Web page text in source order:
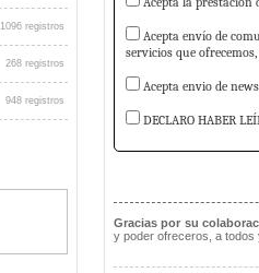
1096 registros
268 registros
948 registros
Acepta envío de
servicios que
Acepta envio de
DECLARO HABER
Gracias por su
y poder ofreceros, a todos